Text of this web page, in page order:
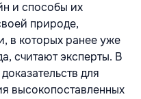
и способы их
природе,
в которых ранее уже
считают эксперты. В
для
высокопоставленных